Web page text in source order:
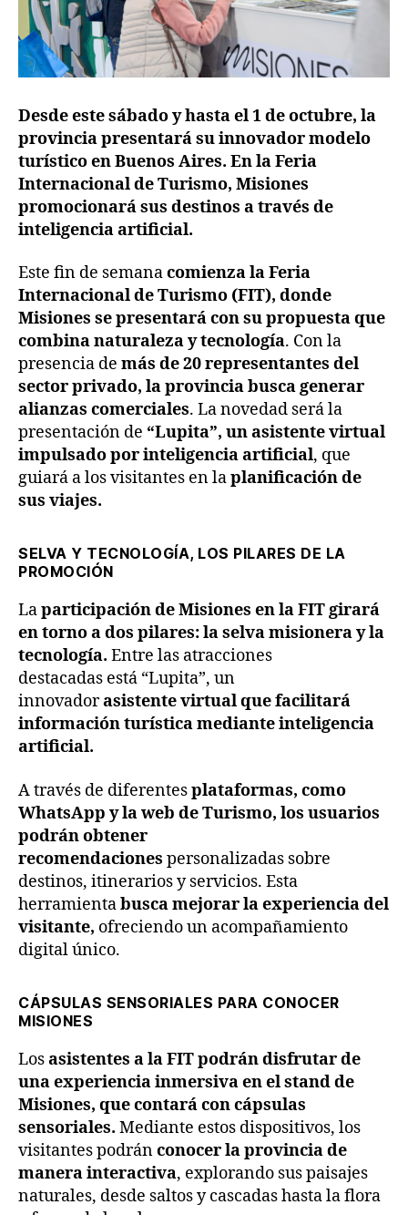
Desde este sábado y hasta el 1 de octubre, la
provincia presentará su innovador modelo
turístico en Buenos Aires. En la Feria
Internacional de Turismo, Misiones
promocionará sus destinos a través de
inteligencia artificial.
Este fin de semanacomienza la Feria
Internacional de Turismo (FIT), donde
Misiones se presentará con su propuesta que
combina naturaleza y tecnología. Con la
presencia de más de 20 representantes del
sector privado, la provincia busca generar
alianzas comerciales. La novedad será la
presentación de “Lupita”, un asistente virtual
impulsado por inteligencia artificial, que
guiará a los visitantes en laplanificación de
sus viajes.
SELVA Y TECNOLOGÍA, LOS PILARES DE LA
PROMOCIÓN
Laparticipación de Misiones en la FIT girará
en torno a dos pilares: la selva misionera y la
tecnología. Entre las atracciones
destacadas está “Lupita”, un
innovadorasistente virtual que facilitará
información turística mediante inteligencia
artificial.
A través de diferentesplataformas, como
WhatsApp y la web de Turismo, los usuarios
podrán obtener
recomendaciones personalizadas sobre
destinos, itinerarios y servicios. Esta
herramientabusca mejorar la experiencia del
visitante, ofreciendo un acompañamiento
digital único.
CÁPSULAS SENSORIALES PARA CONOCER
MISIONES
Losasistentes a la FIT podrán disfrutar de
una experiencia inmersiva en el stand de
Misiones, que contará con cápsulas
sensoriales. Mediante estos dispositivos, los
visitantes podránconocer la provincia de
manera interactiva, explorando sus paisajes
naturales, desde saltos y cascadas hasta la flora